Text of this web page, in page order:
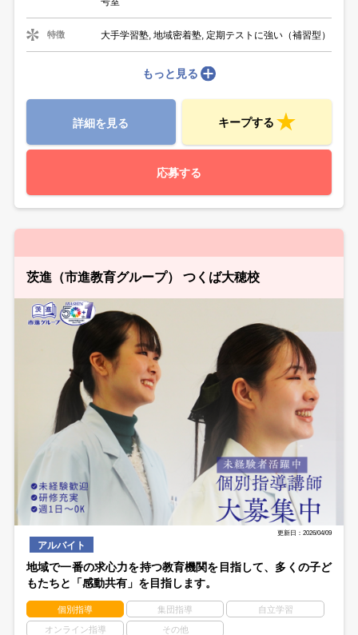
特徴 大手学習塾, 地域密着塾, 定期テストに強い（補習型）
もっと見る
詳細を見る キープする
応募する
茨進（市進教育グループ） つくば大穂校
更新日：2026/04/09
アルバイト
地域で一番の求心力を持つ教育機関を目指して、多くの子ど
もたちと「感動共有」を目指します。
個別指導 集団指導 自立学習
オンライン指導 その他